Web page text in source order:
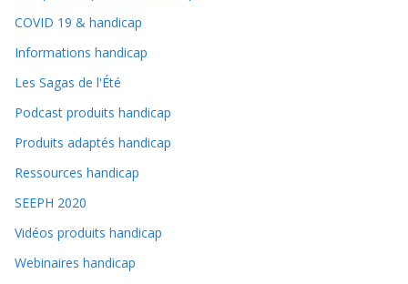
COVID 19 & handicap
Informations handicap
Les Sagas de l'Été
Podcast produits handicap
Produits adaptés handicap
Ressources handicap
SEEPH 2020
Vidéos produits handicap
Webinaires handicap